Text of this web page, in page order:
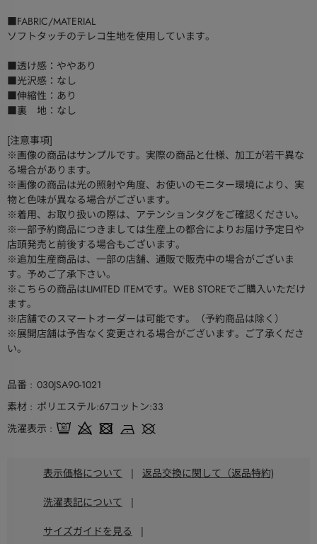
■FABRIC/MATERIAL
ソフトタッチのテレコ生地を使用しています。
■透け感：ややあり
■光沢感：なし
■伸縮性：あり
■裏 地：なし
[注意事項]
※画像の商品はサンプルです。実際の商品と仕様、加工が若干異な
る場合があります。
※画像の商品は光の照射や角度、お使いのモニター環境により、実
物と色味が異なる場合がございます。
※着用、お取り扱いの際は、アテンションタグをご確認ください。
※一部予約商品につきましては生産上の都合によりお届け予定日や
店頭発売と前後する場合もございます。
※追加生産商品は、一部の店舗、通販で販売中の場合がございま
す。予めご了承下さい。
※こちらの商品はLIMITED ITEMです。WEB STOREでご購入いただけ
ます。
※店舗でのスマートオーダーは可能です。（予約商品は除く）
※展開店舗は予告なく変更される場合がございます。ご了承くださ
い。
品番
030JSA90-1021
素材
ポリエステル:67コットン:33
洗濯表示
表示価格について | 返品交換に関して（返品特約)
洗濯表記について |
サイズガイドを見る |